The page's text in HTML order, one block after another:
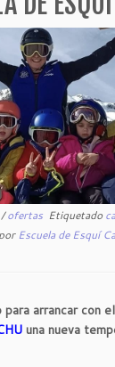
/ofertas Etiquetado
por Escuela de Esquí
arrancar con el
una nueva